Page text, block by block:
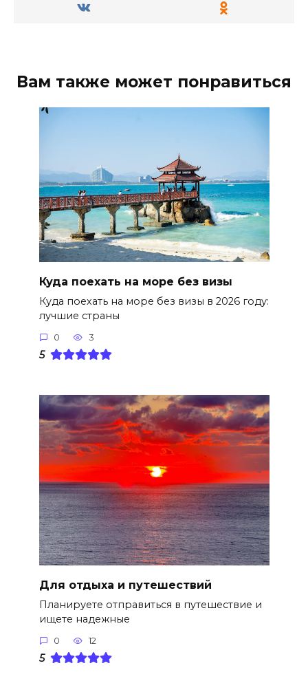
Вам также может понравиться
Куда поехать на море без визы
Куда поехать на море без визы в 2026 году:
лучшие страны
0 3
5
Для отдыха и путешествий
Планируете отправиться в путешествие и
ищете надежные
0 12
5